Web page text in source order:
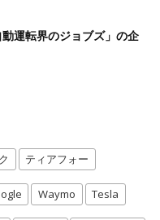
運転界のジョブズ」の企
ティアフォー
Waymo Tesla